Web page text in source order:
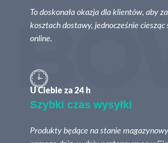
To doskonała okazja dla klientów, aby
kosztach dostawy, jednocześnie
online.
U Ciebie za 24 h
Szybki czas wysyłki
Produkty będące na stanie